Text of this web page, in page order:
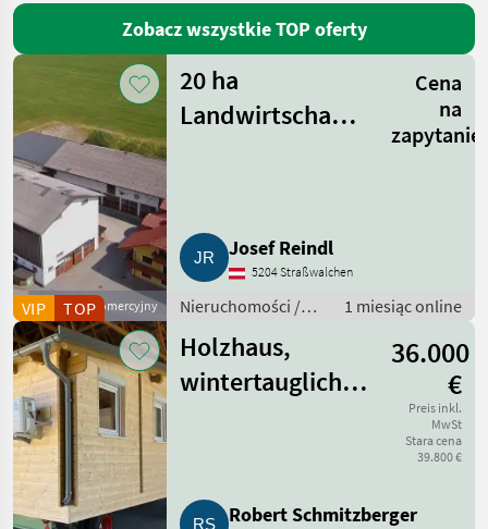
Zobacz wszystkie TOP oferty
Dostawca komercyjny
VIP TOP
20 ha
Landwirtschaftsbetrieb
Cena
na
zapytanie
Josef Reindl
5204 Straßwalchen
Nieruchomości /
1 miesiąc online
Holzhaus,
wintertauglich,
36.000
€
Preis inkl.
MwSt
Stara cena
39.800 €
Robert Schmitzberger